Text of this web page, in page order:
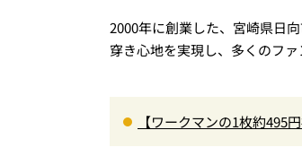
2000年に創業した、宮崎県日
穿き心地を実現し、多くのフ
【ワークマンの1枚約495